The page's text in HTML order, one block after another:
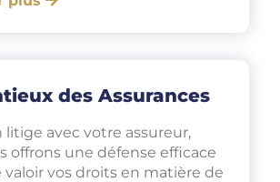
des Assurances
litige avec votre assureur,
offrons une défense efficace
valoir vos droits en matière de